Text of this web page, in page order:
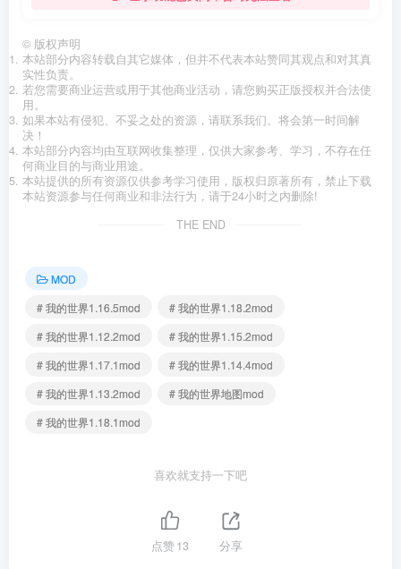
© 版权声明
本站部分内容转载自其它媒体，但并不代表本站赞同其观点和对其真
实性负责。
若您需要商业运营或用于其他商业活动，请您购买正版授权并合法使
用。
如果本站有侵犯、不妥之处的资源，请联系我们。将会第一时间解
决！
本站部分内容均由互联网收集整理，仅供大家参考、学习，不存在任
何商业目的与商业用途。
本站提供的所有资源仅供参考学习使用，版权归原著所有，禁止下载
本站资源参与任何商业和非法行为，请于24小时之内删除!
THE END
MOD
# 我的世界1.16.5mod
# 我的世界1.18.2mod
# 我的世界1.12.2mod
# 我的世界1.15.2mod
# 我的世界1.17.1mod
# 我的世界1.14.4mod
# 我的世界1.13.2mod
# 我的世界地图mod
# 我的世界1.18.1mod
喜欢就支持一下吧
点赞13 分享